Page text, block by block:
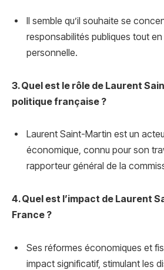
Il semble qu’il souhaite se
responsabilités publiques tout
personnelle.
3. Quel est le rôle de Laurent
politique française ?
Laurent Saint-Martin est un
économique, connu pour son
rapporteur général de la
4. Quel est l’impact de Laurent
France ?
Ses réformes économiques et
impact significatif, stimulant les